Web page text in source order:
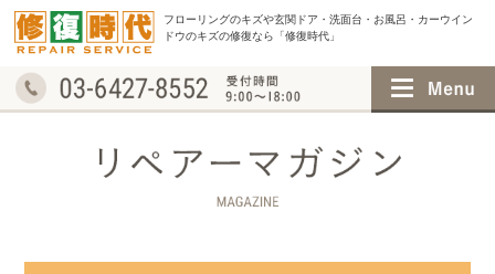
フローリングのキズや玄関ドア・洗面台・お風呂・ カーウイン
ドウのキズの修復なら「修復時代」